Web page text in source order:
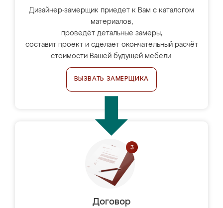
Дизайнер-замерщик приедет к Вам с каталогом
материалов,
проведёт детальные замеры,
составит проект и сделает окончательный расчёт
стоимости Вашей будущей мебели.
ВЫЗВАТЬ ЗАМЕРЩИКА
Договор